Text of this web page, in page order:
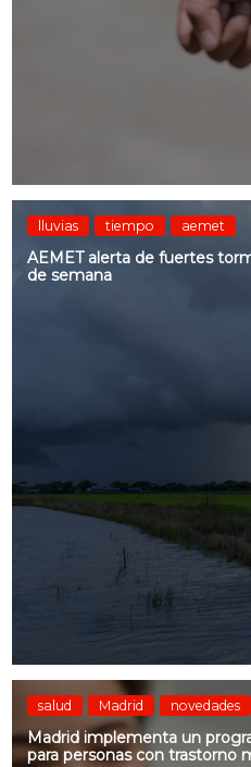
lluvias tiempo aemet
AEMET alerta de fuertes
de semana
salud Madrid novedades
Madrid implementa un
para personas con trastorno